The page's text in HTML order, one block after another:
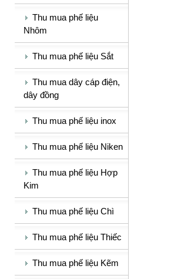
Thu mua phế liệu
Nhôm
Thu mua phế liệu Sắt
Thu mua dây cáp điện,
dây đồng
Thu mua phế liệu inox
Thu mua phế liệu Niken
Thu mua phế liệu Hợp
Kim
Thu mua phế liệu Chì
Thu mua phế liệu Thiếc
Thu mua phế liệu Kẽm